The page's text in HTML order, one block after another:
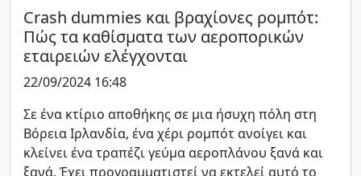
Crash dummies και βραχίονες ρομπότ:
Πώς τα καθίσματα των αεροπορικών
εταιρειών ελέγχονται
22/09/2024 16:48
Σε ένα κτίριο αποθήκης σε μια ήσυχη πόλη στη
Βόρεια Ιρλανδία, ένα χέρι ρομπότ ανοίγει και
κλείνει ένα τραπέζι γεύμα αεροπλάνου ξανά και
ξανά. Έχει προγραμματιστεί να εκτελεί αυτό το